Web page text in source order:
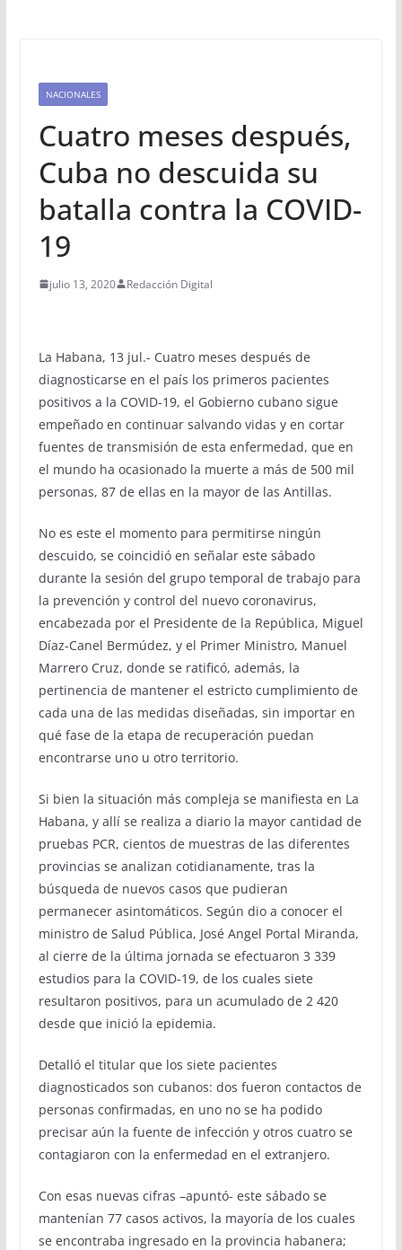
NACIONALES
Cuatro meses después,
Cuba no descuida su
batalla contra la COVID-
19
julio 13, 2020 Redacción Digital
La Habana, 13 jul.- Cuatro meses después de
diagnosticarse en el país los primeros pacientes
positivos a la COVID-19, el Gobierno cubano sigue
empeñado en continuar salvando vidas y en cortar
fuentes de transmisión de esta enfermedad, que en
el mundo ha ocasionado la muerte a más de 500 mil
personas, 87 de ellas en la mayor de las Antillas.
No es este el momento para permitirse ningún
descuido, se coincidió en señalar este sábado
durante la sesión del grupo temporal de trabajo para
la prevención y control del nuevo coronavirus,
encabezada por el Presidente de la República, Miguel
Díaz-Canel Bermúdez, y el Primer Ministro, Manuel
Marrero Cruz, donde se ratificó, además, la
pertinencia de mantener el estricto cumplimiento de
cada una de las medidas diseñadas, sin importar en
qué fase de la etapa de recuperación puedan
encontrarse uno u otro territorio.
Si bien la situación más compleja se manifiesta en La
Habana, y allí se realiza a diario la mayor cantidad de
pruebas PCR, cientos de muestras de las diferentes
provincias se analizan cotidianamente, tras la
búsqueda de nuevos casos que pudieran
permanecer asintomáticos. Según dio a conocer el
ministro de Salud Pública, José Angel Portal Miranda,
al cierre de la última jornada se efectuaron 3 339
estudios para la COVID-19, de los cuales siete
resultaron positivos, para un acumulado de 2 420
desde que inició la epidemia.
Detalló el titular que los siete pacientes
diagnosticados son cubanos: dos fueron contactos de
personas confirmadas, en uno no se ha podido
precisar aún la fuente de infección y otros cuatro se
contagiaron con la enfermedad en el extranjero.
Con esas nuevas cifras –apuntó- este sábado se
mantenían 77 casos activos, la mayoría de los cuales
se encontraba ingresado en la provincia habanera;